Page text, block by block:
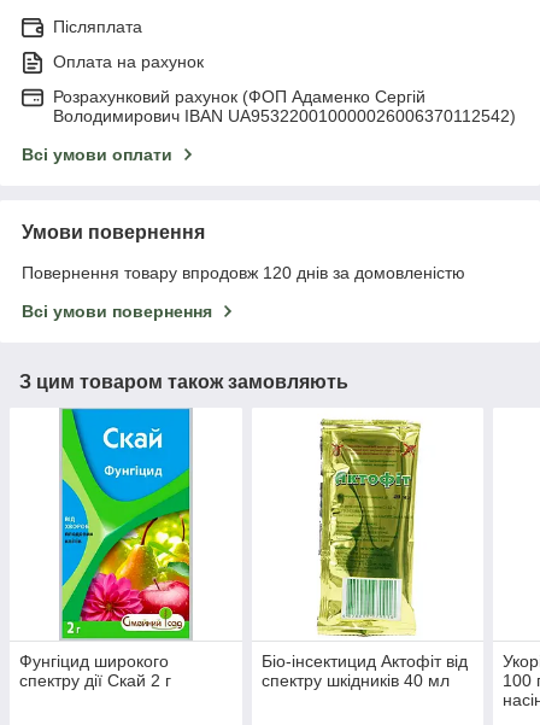
Післяплата
Оплата на рахунок
Розрахунковий рахунок (ФОП Адаменко Сергій
Володимирович IBAN UA953220010000026006370112542)
Всі умови оплати
Умови повернення
Повернення товару впродовж 120 днів за домовленістю
Всі умови повернення
З цим товаром також замовляють
Фунгіцид широкого
спектру дії Скай 2 г
Біо-інсектицид Актофіт від
спектру шкідників 40 мл
100